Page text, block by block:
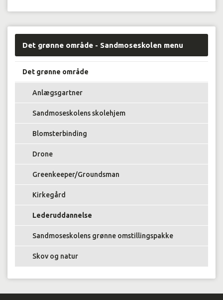
værktøjskasse til daglige ledelse.
Det grønne område - Sandmoseskolen menu
Det grønne område
Anlægsgartner
Sandmoseskolens skolehjem
Blomsterbinding
Drone
Greenkeeper/Groundsman
Kirkegård
Lederuddannelse
Sandmoseskolens grønne omstillingspakke
Skov og natur